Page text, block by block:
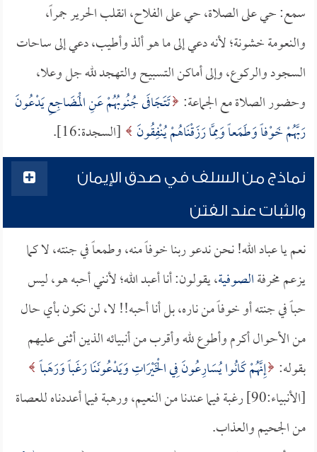
سمع: حي على الصلاة، حي على الفلاح، انقلب الحرير جمراً،
والنعومة خشونة؛ لأنه دعي إلى ما هو ألذ وأطيب، دعي إلى ساحات
السجود والركوع، وإلى أماكن التسبيح والتهجد لله جل وعلا،
وحضور الصلاة مع الجماعة: تَتَجَافَى جُنُوبُهُمْ عَنِ الْمَضَاجِعِ يَدْعُونَ
رَبَّهُمْ خَوْفاً وَطَمَعاً وَمِمَّا رَزَقْنَاهُمْ يُنْفِقُونَ
[السجدة:16].
نماذج من السلف في صدق الإيمان
والثبات عند الفتن
نعم يا عباد الله! نحن ندعو ربنا خوفاً منه، وطمعاً في جنته، لا كما
يزعم مخرفةالصوفية، يقولون: أنا أعبد الله؛ لأنني أحبه هو، ليس
حباً في جنته أو خوفاً من ناره، بل أنا أحبه!! لا، لن نكون بأي حال
من الأحوال أكرم وأطوع لله وأقرب من أنبيائه الذين أثنى عليهم
بقوله: إِنَّهُمْ كَانُوا يُسَارِعُونَ فِي الْخَيْرَاتِ وَيَدْعُونَنَا رَغَباً وَرَهَباً
[الأنبياء:90] رغبة فيما عندنا من النعيم، ورهبة فيما أعددناه للعصاة
من الجحيم والعذاب.